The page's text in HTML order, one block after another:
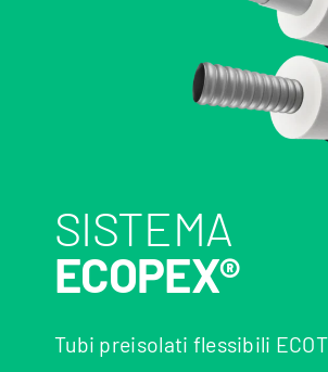
SISTEMA
ECOPEX®
Tubi preisolati flessibili